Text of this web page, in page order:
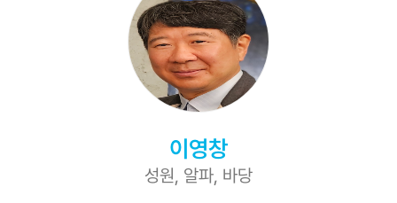
이영창
성원, 알파, 바당